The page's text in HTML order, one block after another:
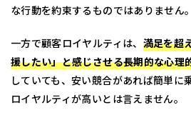
な行動を約束するものではありません。
一方で顧客ロイヤルティは、 満足を超
援したい」と感じさせる長期的な心理
していても、安い競合があれば簡単に
ロイヤルティが高いとは言えません。